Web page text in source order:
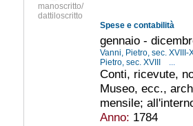
manoscritto/
dattiloscritto
Spese e contabilità
gennaio -
Vanni, Pietro, sec. XVIII-
Pietro, sec. XVIII
Conti, ricevute,
Museo, ecc.,
mensile;
Anno: 1784